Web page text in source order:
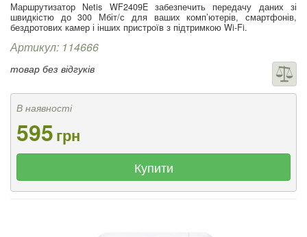
Маршрутизатор Netis WF2409E забезпечить передачу даних зі
швидкістю до 300 Мбіт/с для ваших комп’ютерів, смартфонів,
бездротових камер і інших пристроїв з підтримкою Wi-Fi.
Артикул: 114666
товар без відгуків
В наявності
595грн
Купити